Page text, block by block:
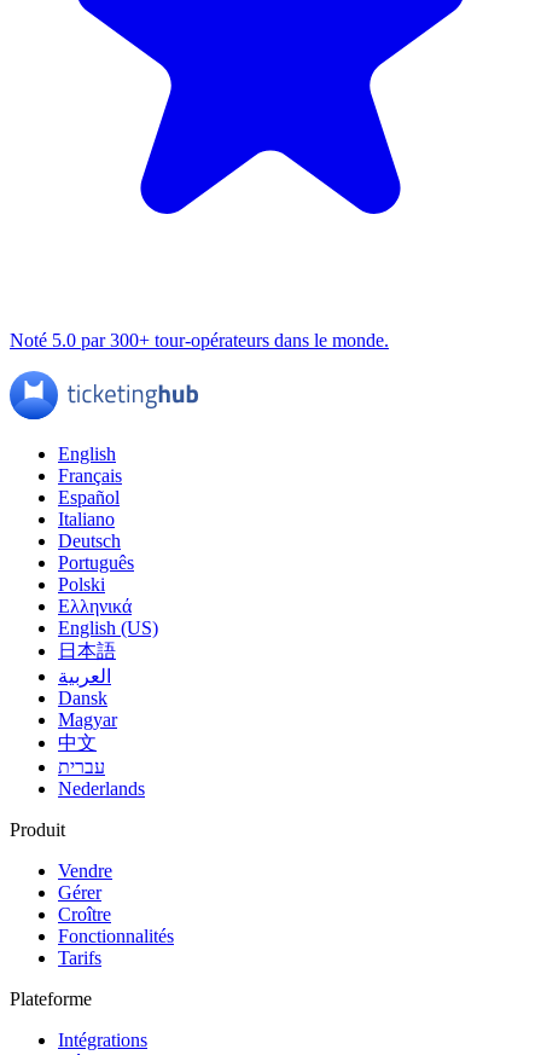
Noté 5.0 par 300+ tour-opérateurs dans le monde.
English
Français
Español
Italiano
Deutsch
Português
Polski
Ελληνικά
English (US)
日本語
العربية
Dansk
Magyar
中文
עברית
Nederlands
Produit
Vendre
Gérer
Croître
Fonctionnalités
Tarifs
Plateforme
Intégrations